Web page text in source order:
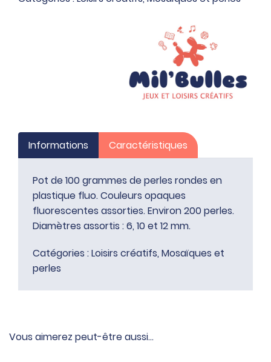
Informations Caractéristiques
Pot de 100 grammes de perles rondes en
plastique fluo. Couleurs opaques
fluorescentes assorties. Environ 200 perles.
Diamètres assortis : 6, 10 et 12 mm.
Catégories :Loisirs créatifs, Mosaïques et
perles
Vous aimerez peut-être aussi…